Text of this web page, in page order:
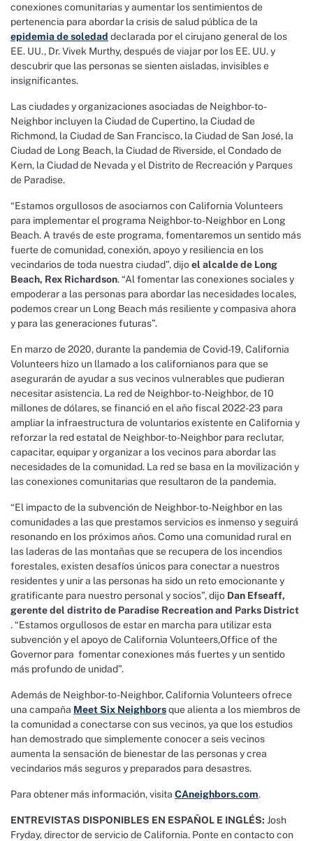
conexiones comunitarias y aumentar los sentimientos de
pertenencia para abordar la crisis de salud pública de la
epidemia de soledad declarada por el cirujano general de los
EE. UU., Dr. Vivek Murthy, después de viajar por los EE. UU. y
descubrir que las personas se sienten aisladas, invisibles e
insignificantes.
Las ciudades y organizaciones asociadas de Neighbor-to-
Neighbor incluyen la Ciudad de Cupertino, la Ciudad de
Richmond, la Ciudad de San Francisco, la Ciudad de San José, la
Ciudad de Long Beach, la Ciudad de Riverside, el Condado de
Kern, la Ciudad de Nevada y el Distrito de Recreación y Parques
de Paradise.
“Estamos orgullosos de asociarnos con California Volunteers
para implementar el programa Neighbor-to-Neighbor en Long
Beach. A través de este programa, fomentaremos un sentido más
fuerte de comunidad, conexión, apoyo y resiliencia en los
vecindarios de toda nuestra ciudad”, dijoel alcalde de Long
Beach, Rex Richardson. “Al fomentar las conexiones sociales y
empoderar a las personas para abordar las necesidades locales,
podemos crear un Long Beach más resiliente y compasiva ahora
y para las generaciones futuras”.
En marzo de 2020, durante la pandemia de Covid-19, California
Volunteers hizo un llamado a los californianos para que se
asegurarán de ayudar a sus vecinos vulnerables que pudieran
necesitar asistencia. La red de Neighbor-to-Neighbor, de 10
millones de dólares, se financió en el año fiscal 2022-23 para
ampliar la infraestructura de voluntarios existente en California y
reforzar la red estatal de Neighbor-to-Neighbor para reclutar,
capacitar, equipar y organizar a los vecinos para abordar las
necesidades de la comunidad. La red se basa en la movilización y
las conexiones comunitarias que resultaron de la pandemia.
“El impacto de la subvención de Neighbor-to-Neighbor en las
comunidades a las que prestamos servicios es inmenso y seguirá
resonando en los próximos años. Como una comunidad rural en
las laderas de las montañas que se recupera de los incendios
forestales, existen desafíos únicos para conectar a nuestros
residentes y unir a las personas ha sido un reto emocionante y
gratificante para nuestro personal y socios”, dijo Dan Efseaff,
gerente del distrito de Paradise Recreation and Parks District
. “Estamos orgullosos de estar en marcha para utilizar esta
subvención y el apoyo de California Volunteers,Office of the
Governor para fomentar conexiones más fuertes y un sentido
más profundo de unidad”.
Además de Neighbor-to-Neighbor, California Volunteers ofrece
una campaña Meet Six Neighborsque alienta a los miembros de
la comunidad a conectarse con sus vecinos, ya que los estudios
han demostrado que simplemente conocer a seis vecinos
aumenta la sensación de bienestar de las personas y crea
vecindarios más seguros y preparados para desastres.
Para obtener más información, visita CAneighbors.com.
ENTREVISTAS DISPONIBLES EN ESPAÑOL E INGLÉS: Josh
Fryday, director de servicio de California. Ponte en contacto con